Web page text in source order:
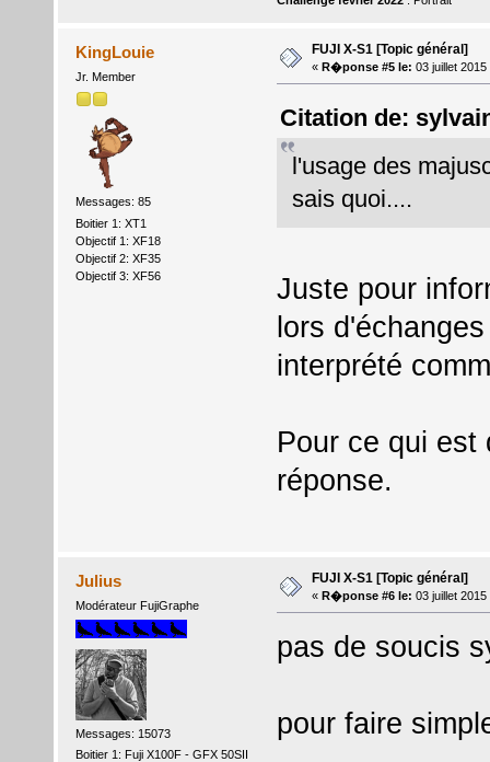
KingLouie
Jr. Member
Messages: 85
Boitier 1: XT1
Objectif 1: XF18
Objectif 2: XF35
Objectif 3: XF56
FUJI X-S1 [Topic général]
« R�ponse #5 le: 03 juillet
Citation de:
l'usage des
sais quoi....
Juste pour
lors
interprété
Pour ce qui est
réponse.
Julius
Modérateur FujiGraphe
Messages: 15073
Boitier 1: Fuji X100F - GFX 50SII
FUJI X-S1 [Topic général]
« R�ponse #6 le: 03 juillet
pas de soucis
pour faire